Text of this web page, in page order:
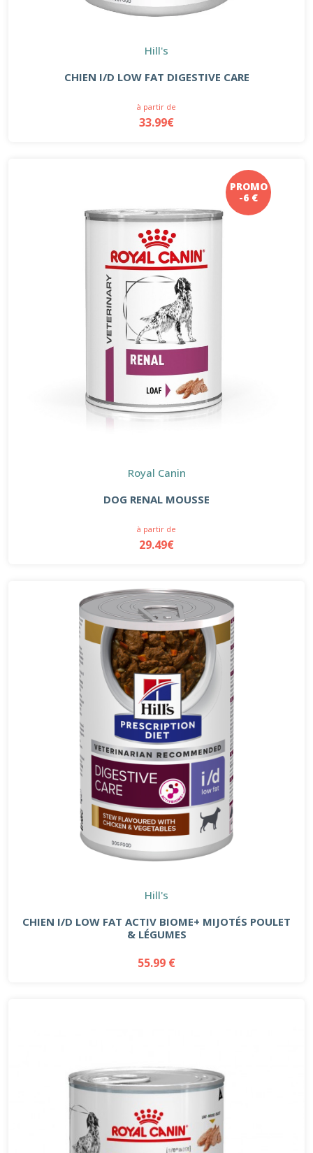
Hill's
CHIEN I/D LOW FAT DIGESTIVE CARE
à partir de
33.99€
PROMO
-6 €
Royal Canin
DOG RENAL MOUSSE
à partir de
29.49€
Hill's
CHIEN I/D LOW FAT ACTIV BIOME+ MIJOTÉS POULET
& LÉGUMES
55.99 €